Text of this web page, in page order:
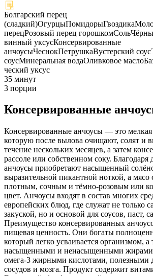
Болгарский перец
(сладкий)ОгурцыПомидорыГвоздика
перецРозовый перец горошкомСоль
винный уксусКонсервированные
анчоусыЧеснокПетрушкаВустерский соус
соусМинеральная водаОливковое масло
ческий уксус
35 минут
3 порции
Консервированные
Консервированные анчоусы — это
которую после вылова очищают, солят и
течение нескольких месяцев, а затем
рассоле или собственном соку. Благодаря
анчоусы приобретают насыщенный
выразительной пикантной ноткой, а мясо
плотным, сочным и тёмно-розовым или
цвет. Анчоусы входят в состав многих
европейских блюд, где служат не только
закуской, но и основой для соусов, паст,
Преимущество консервированных
пищевая ценность. Они богаты
который легко усваивается организмом, а
насыщенными и ненасыщенными
омега-3 жирными кислотами, полезными
сосудов и мозга. Продукт содержит